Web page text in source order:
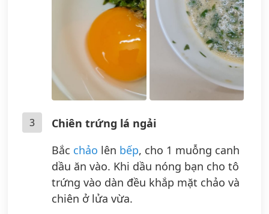
3
Chiên trứng lá ngải
Bắc chảo lên bếp, cho 1 muỗng canh
dầu ăn vào. Khi dầu nóng bạn cho tô
trứng vào dàn đều khắp mặt chảo và
chiên ở lửa vừa.